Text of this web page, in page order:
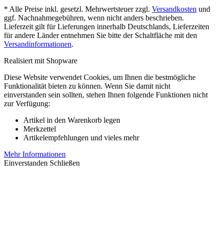
* Alle Preise inkl. gesetzl. Mehrwertsteuer zzgl. Versandkosten und
ggf. Nachnahmegebühren, wenn nicht anders beschrieben.
Lieferzeit gilt für Lieferungen innerhalb Deutschlands, Lieferzeiten
für andere Länder entnehmen Sie bitte der Schaltfläche mit den
Versandinformationen.
Realisiert mit Shopware
Diese Website verwendet Cookies, um Ihnen die bestmögliche
Funktionalität bieten zu können. Wenn Sie damit nicht
einverstanden sein sollten, stehen Ihnen folgende Funktionen nicht
zur Verfügung:
Artikel in den Warenkorb legen
Merkzettel
Artikelempfehlungen und vieles mehr
Mehr Informationen
Einverstanden Schließen